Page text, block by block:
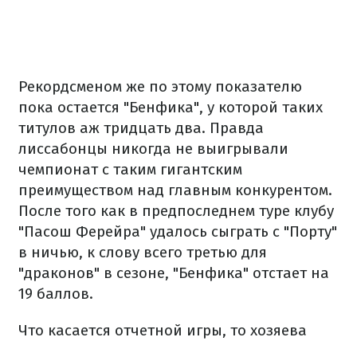
Рекордсменом же по этому показателю
пока остается "Бенфика", у которой таких
титулов аж тридцать два. Правда
лиссабонцы никогда не выигрывали
чемпионат с таким гигантским
преимуществом над главным конкурентом.
После того как в предпоследнем туре клубу
"Пасош Ферейра" удалось сыграть с "Порту"
в ничью, к слову всего третью для
"драконов" в сезоне, "Бенфика" отстает на
19 баллов.
Что касается отчетной игры, то хозяева